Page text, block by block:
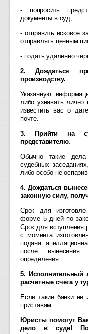
- попросить
документы в суд;
- отправить исковое
отправлять ценным
- подать удаленно
2. Дождаться
производству.
Указанную
либо узнавать
известить вас о
почте.
3. Прийти на
представителю.
Обычно такие
судебных
либо особо не
4. Дождаться
законную силу,
Срок для
форме 5 дней по
Срок для вступления
с момента
подана
после вынесения
определения.
5. Исполнительный
расчетные счета у
Если такие банки не
приставам.
Юристы помогут
дело в суде!